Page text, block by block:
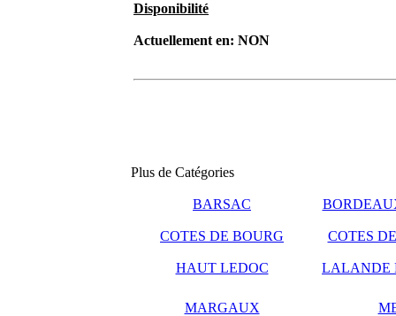
Disponibilité
Actuellement en: NON
Plus de Catégories
BARSAC
COTES DE BOURG COTES
HAUT LEDOC LALANDE
MARGAUX